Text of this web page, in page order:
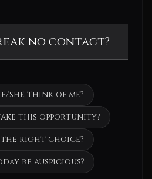
she think of me?
this opportunity?
the right choice?
be auspicious?